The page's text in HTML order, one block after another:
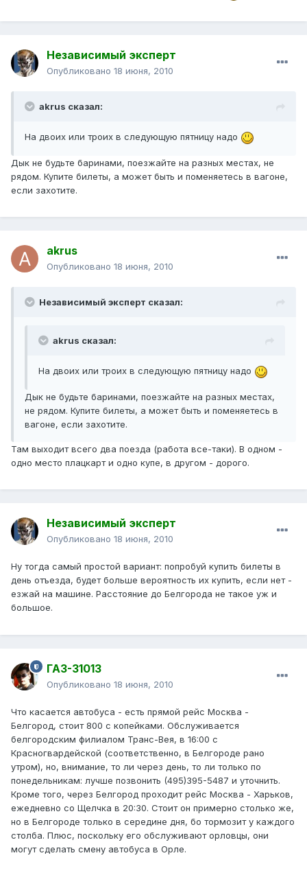
Независимый эксперт
Опубликовано 18 июня, 2010
akrus сказал:
На двоих или троих в следующую пятницу надо
Дык не будьте баринами, поезжайте на разных местах, не
рядом. Купите билеты, а может быть и поменяетесь в вагоне,
если захотите.
akrus
Опубликовано 18 июня, 2010
Независимый эксперт сказал:
akrus сказал:
На двоих или троих в следующую пятницу надо
Дык не будьте баринами, поезжайте на разных местах,
не рядом. Купите билеты, а может быть и поменяетесь в
вагоне, если захотите.
Там выходит всего два поезда (работа все-таки). В одном -
одно место плацкарт и одно купе, в другом - дорого.
Независимый эксперт
Опубликовано 18 июня, 2010
Ну тогда самый простой вариант: попробуй купить билеты в
день отъезда, будет больше вероятность их купить, если нет -
езжай на машине. Расстояние до Белгорода не такое уж и
большое.
ГАЗ-31013
Опубликовано 18 июня, 2010
Что касается автобуса - есть прямой рейс Москва -
Белгород, стоит 800 с копейками. Обслуживается
белгородским филиалом Транс-Вея, в 16:00 с
Красногвардейской (соответственно, в Белгороде рано
утром), но, внимание, то ли через день, то ли только по
понедельникам: лучше позвонить (495)395-5487 и уточнить.
Кроме того, через Белгород проходит рейс Москва - Харьков,
ежедневно со Щелчка в 20:30. Стоит он примерно столько же,
но в Белгороде только в середине дня, бо тормозит у каждого
столба. Плюс, поскольку его обслуживают орловцы, они
могут сделать смену автобуса в Орле.